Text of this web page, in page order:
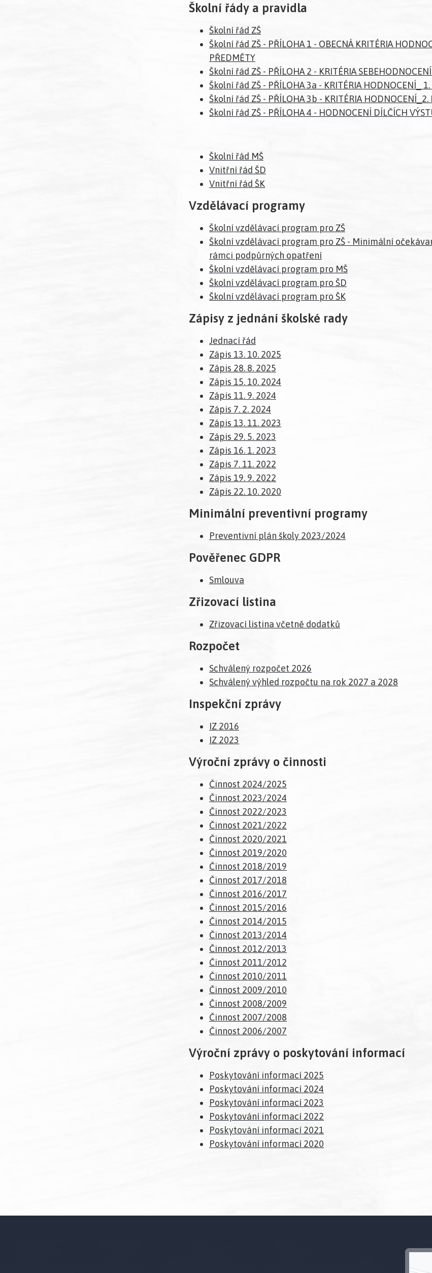
Školní řády a pravidla
Školní řád ZŠ
Školní řád ZŠ - PŘÍLOHA 1 - OBECNÁ KRITÉRIA
PŘEDMĚTY
Školní řád ZŠ - PŘÍLOHA 2 - KRITÉRIA
Školní řád ZŠ - PŘÍLOHA 3a - KRITÉRIA HODNOCENÍ_ 1.
Školní řád ZŠ - PŘÍLOHA 3b - KRITÉRIA HODNOCENÍ_2.
Školní řád ZŠ - PŘÍLOHA 4 - HODNOCENÍ DÍLČÍCH
Školní řád MŠ
Vnitřní řád ŠD
Vnitřní řád ŠK
Vzdělávací programy
Školní vzdělávací program pro ZŠ
Školní vzdělávací program pro ZŠ - Minimální
rámci podpůrných opatření
Školní vzdělávací program pro MŠ
Školní vzdělávací program pro ŠD
Školní vzdělávací program pro ŠK
Zápisy z jednání školské rady
Jednací řád
Zápis 13. 10. 2025
Zápis 28. 8. 2025
Zápis 15. 10. 2024
Zápis 11. 9. 2024
Zápis 7. 2. 2024
Zápis 13. 11. 2023
Zápis 29. 5. 2023
Zápis 16. 1. 2023
Zápis 7. 11. 2022
Zápis 19. 9. 2022
Zápis 22. 10. 2020
Minimální preventivní programy
Preventivní plán školy 2023/2024
Pověřenec GDPR
Smlouva
Zřizovací listina
Zřizovací listina včetně dodatků
Rozpočet
Schválený rozpočet 2026
Schválený výhled rozpočtu na rok 2027 a 2028
Inspekční zprávy
IZ 2016
IZ 2023
Výroční zprávy o činnosti
Činnost 2024/2025
Činnost 2023/2024
Činnost 2022/2023
Činnost 2021/2022
Činnost 2020/2021
Činnost 2019/2020
Činnost 2018/2019
Činnost 2017/2018
Činnost 2016/2017
Činnost 2015/2016
Činnost 2014/2015
Činnost 2013/2014
Činnost 2012/2013
Činnost 2011/2012
Činnost 2010/2011
Činnost 2009/2010
Činnost 2008/2009
Činnost 2007/2008
Činnost 2006/2007
Výroční zprávy o poskytování informací
Poskytování informací 2025
Poskytování informací 2024
Poskytování informací 2023
Poskytování informací 2022
Poskytování informací 2021
Poskytování informací 2020